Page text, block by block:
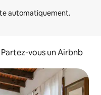
Partez-vous un Airbnb